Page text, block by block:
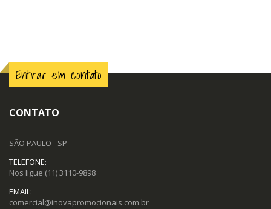
Entrar em contato
CONTATO
SÃO PAULO - SP
TELEFONE:
Nos ligue (11) 3110-9898
EMAIL:
comercial@inovapromocionais.com.br